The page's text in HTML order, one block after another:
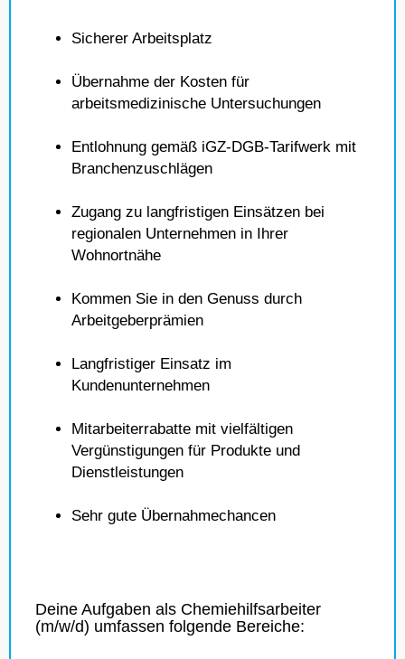
Sicherer Arbeitsplatz
Übernahme der Kosten für
arbeitsmedizinische Untersuchungen
Entlohnung gemäß iGZ-DGB-Tarifwerk mit
Branchenzuschlägen
Zugang zu langfristigen Einsätzen bei
regionalen Unternehmen in Ihrer
Wohnortnähe
Kommen Sie in den Genuss durch
Arbeitgeberprämien
Langfristiger Einsatz im
Kundenunternehmen
Mitarbeiterrabatte mit vielfältigen
Vergünstigungen für Produkte und
Dienstleistungen
Sehr gute Übernahmechancen
Deine Aufgaben als Chemiehilfsarbeiter
(m/w/d) umfassen folgende Bereiche: